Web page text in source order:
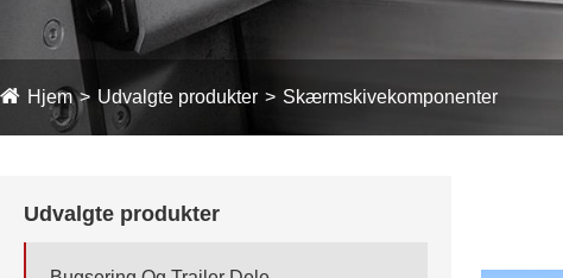
Hjem Udvalgte produkter Skærmskivekomponenter
Udvalgte produkter